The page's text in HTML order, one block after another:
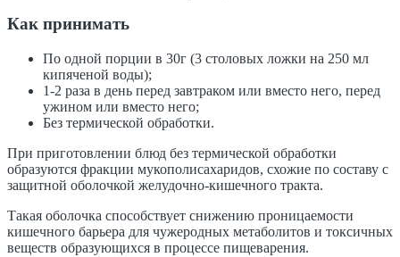
Как принимать
По одной порции в 30г (3 столовых ложки на 250 мл
кипяченой воды);
1-2 раза в день перед завтраком или вместо него, перед
ужином или вместо него;
Без термической обработки.
При приготовлении блюд без термической обработки
образуются фракции мукополисахаридов, схожие по составу с
защитной оболочкой желудочно-кишечного тракта.
Такая оболочка способствует снижению проницаемости
кишечного барьера для чужеродных метаболитов и токсичных
веществ образующихся в процессе пищеварения.